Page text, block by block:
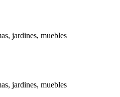
jardines, muebles
jardines, muebles